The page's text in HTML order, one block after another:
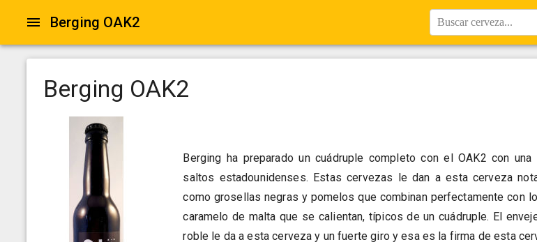
Berging OAK2 Buscar cerveza...
Berging OAK2
Berging ha preparado un cuádruple completo con el OAK2 con una
saltos estadounidenses. Estas cervezas le dan a esta cerveza
como grosellas negras y pomelos que combinan perfectamente con
caramelo de malta que se calientan, típicos de un cuádruple. El
roble le da a esta cerveza y un fuerte giro y esa es la firma de esta